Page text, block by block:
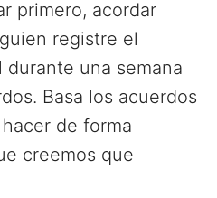
primero, acordar
registre el
una semana
Basa los acuerdos
de forma
creemos que